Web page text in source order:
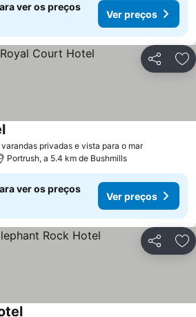
ver os preços
Ver preços
Partilhar
privadas e vista para o marVer
Ver preços
Portrush, a 5.4 km de Bushmills
ver os preços
Ver preços
Partilhar